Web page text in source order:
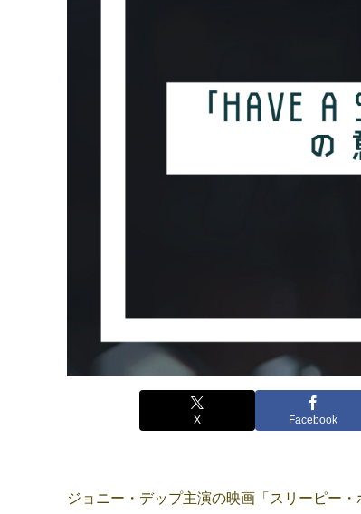
X Facebook
ジョニー・デップ主演の映画「スリーピー